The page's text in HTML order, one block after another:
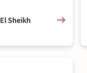
Sheikh